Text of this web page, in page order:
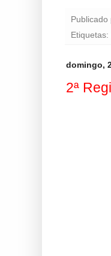
Publicado
Etiquetas:
domingo,
2ª